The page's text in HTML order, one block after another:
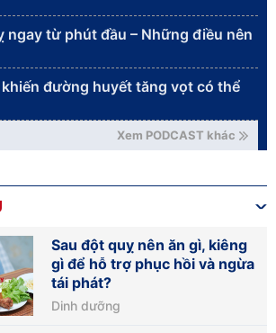
ngay từ phút đầu – Những điều nên
đường huyết tăng vọt có thể
Xem PODCAST khác
Sau đột quỵ nên ăn gì, kiêng
gì để hỗ trợ phục hồi và ngừa
tái phát?
Dinh dưỡng